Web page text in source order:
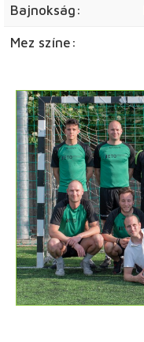
Bajnokság:
Mez színe: